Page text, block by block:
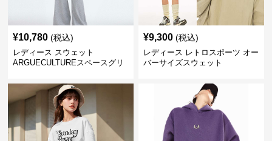
¥10,780 (税込)
レディース スウェット
ARGUECULTUREスペースグリ
¥9,300 (税込)
レディース レトロスポーツ オー
バーサイズスウェット